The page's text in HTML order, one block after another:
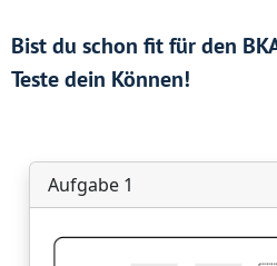
Bist du schon fit für den
Teste dein Können!